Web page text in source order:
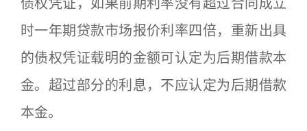
债权凭证，如果前期利率没有超过合同成立
时一年期贷款市场报价利率四倍，重新出具
的债权凭证载明的金额可认定为后期借款本
金。超过部分的利息，不应认定为后期借款
本金。